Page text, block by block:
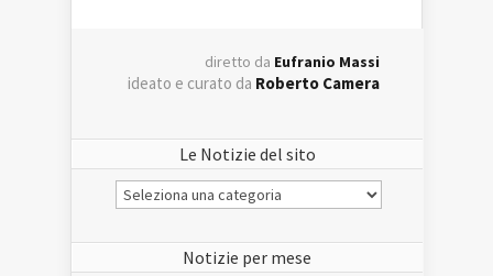
diretto da Eufranio Massi
ideato e curato da Roberto Camera
Le Notizie del sito
Le
Notizie
Notizie per mese